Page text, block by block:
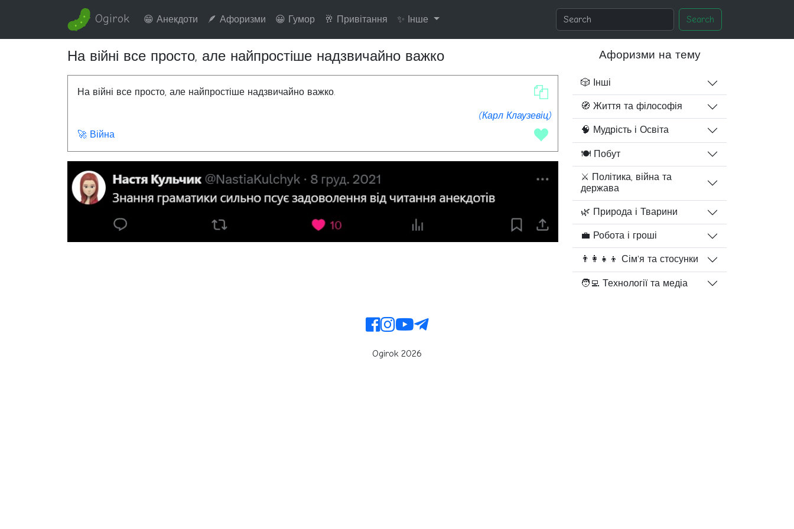
Ogirok 😁 Анекдоти 🪶 Афоризми 😀 Гумор 🥂 Привітання ✨ Інше Search
На війні все просто, але найпростіше надзвичайно важко
На війні все просто, але найпростіше надзвичайно важко.
(Карл Клаузевіц)
🚀 Війна
Афоризми на тему
🎲 Інші
🧭 Життя та філософія
🧠 Мудрість і Освіта
🍽️ Побут
⚔️ Політика, війна та
держава
🌿 Природа і Тварини
💼 Робота і гроші
👨‍👩‍👧‍👦 Сім'я та стосунки
🧑‍💻 Технології та медіа
Ogirok 2026